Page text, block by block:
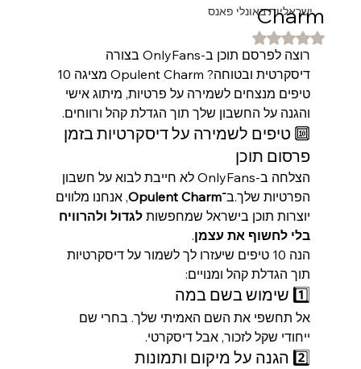
ישראליות באונלי פאנס
Charm
דירוג של NaN מתוך 5 כוכבים
רוצה לפרסם תוכן ב-OnlyFans בצורה
טיפים מנצחים לשמירה על פרטיות, מיתוג אישי
והגנה על החשבון שלך תוך הגדלת קהל ורווחים.
🔟 טיפים לשמירה על דיסקרטיות בזמן
פרסום תוכן
הצלחה ב‑OnlyFans לא חייבת לבוא על חשבון
הפרטיות שלך.ב־Opulent Charm, אנחנו מלווים
יוצרות תוכן בישראל שמחפשות לגדול ולהרוויח
בלי לחשוף את עצמן.
הנה 10 טיפים שיעזרו לך לשמור על דיסקרטיות
תוך הגדלת קהל ומנויים:
1️⃣ שימוש בשם במה
אל תחשפי את השם האמיתי שלך. בחרי שם
ייחודי שקל לזכור, אבל דיסקרטי.
2️⃣ הגנה על מיקום ותמונות